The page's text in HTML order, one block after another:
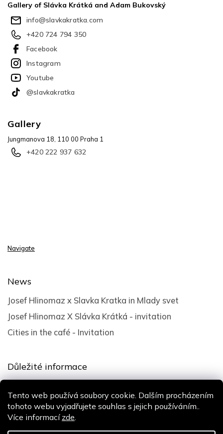
Tento web používá soubory cookie. Dalším procházením
tohoto webu vyjadřujete souhlas s jejich používáním..
Více informací zde.
Gallery of Slávka Krátká and Adam Bukovský
info@slavkakratka.com
+420 724 794 350
Facebook
Instagram
Youtube
@slavkakratka
Gallery
Jungmanova 18, 110 00 Praha 1
+420 222 937 632
Navigate
News
Josef Hlinomaz x Slavka Kratka in Mlady svet
Josef Hlinomaz X Slávka Krátká - invitation
Cities in the café - Invitation
Důležité informace
Privacy policy